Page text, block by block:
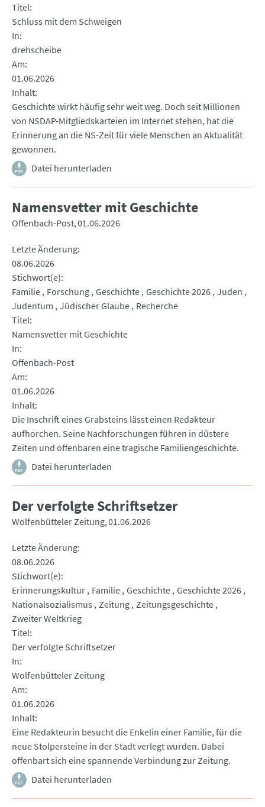
Titel
Schluss mit dem Schweigen
In
drehscheibe
Am
01.06.2026
Inhalt
Geschichte wirkt häufig sehr weit weg. Doch seit Millionen
von NSDAP-Mitgliedskarteien im Internet stehen, hat die
Erinnerung an die NS-Zeit für viele Menschen an Aktualität
gewonnen.
Datei herunterladen
Namensvetter mit Geschichte
Offenbach-Post 01.06.2026
Letzte Änderung
08.06.2026
Stichwort(e)
Familie Forschung Geschichte Geschichte 2026 Juden
Judentum Jüdischer Glaube Recherche
Titel
Namensvetter mit Geschichte
In
Offenbach-Post
Am
01.06.2026
Inhalt
Die Inschrift eines Grabsteins lässt einen Redakteur
aufhorchen. Seine Nachforschungen führen in düstere
Zeiten und offenbaren eine tragische Familiengeschichte.
Datei herunterladen
Der verfolgte Schriftsetzer
Wolfenbütteler Zeitung 01.06.2026
Letzte Änderung
08.06.2026
Stichwort(e)
Erinnerungskultur Familie Geschichte Geschichte 2026
Nationalsozialismus Zeitung Zeitungsgeschichte
Zweiter Weltkrieg
Titel
Der verfolgte Schriftsetzer
In
Wolfenbütteler Zeitung
Am
01.06.2026
Inhalt
Eine Redakteurin besucht die Enkelin einer Familie, für die
neue Stolpersteine in der Stadt verlegt wurden. Dabei
offenbart sich eine spannende Verbindung zur Zeitung.
Datei herunterladen